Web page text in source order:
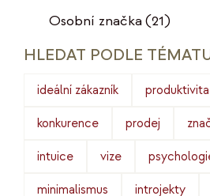
Osobní značka (21)
HLEDAT PODLE
ideální zákazník produktivita
konkurence prodej
intuice vize
minimalismus introjekty